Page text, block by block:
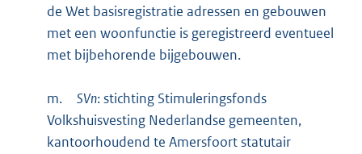
de Wet basisregistratie adressen en gebouwen
met een woonfunctie is geregistreerd eventueel
met bijbehorende bijgebouwen.
m. SVn: stichting Stimuleringsfonds
Volkshuisvesting Nederlandse gemeenten,
kantoorhoudend te Amersfoort statutair